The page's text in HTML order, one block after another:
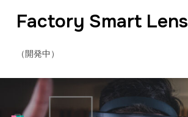
Factory Smart Lens
（開発中）